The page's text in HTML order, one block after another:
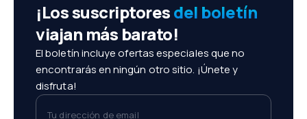
¡Los suscriptoresdel boletín
viajan más barato!
El boletín incluye ofertas especiales que no
encontrarás en ningún otro sitio. ¡Únete y
disfruta!
Tu dirección de email